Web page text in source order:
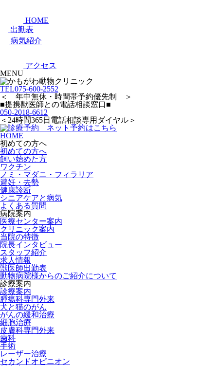
HOME
出勤表
病気紹介
アクセス
MENU
TEL075-600-2552
＜ 年中無休・時間帯予約優先制 ＞
■提携獣医師との電話相談窓口■
050-2018-6612
＜24時間365日電話相談専用ダイヤル＞
HOME
初めての方へ
初めての方へ
飼い始めた方
ワクチン
ノミ・マダニ・フィラリア
避妊・去勢
健康診断
シニアケアと病気
よくある質問
病院案内
医療センター案内
クリニック案内
当院の特徴
院長インタビュー
スタッフ紹介
求人情報
獣医師出勤表
動物病院様からのご紹介について
診療案内
診療案内
腫瘍科専門外来
犬と猫のがん
がんの緩和治療
細胞治療
皮膚科専門外来
歯科
手術
レーザー治療
セカンドオピニオン